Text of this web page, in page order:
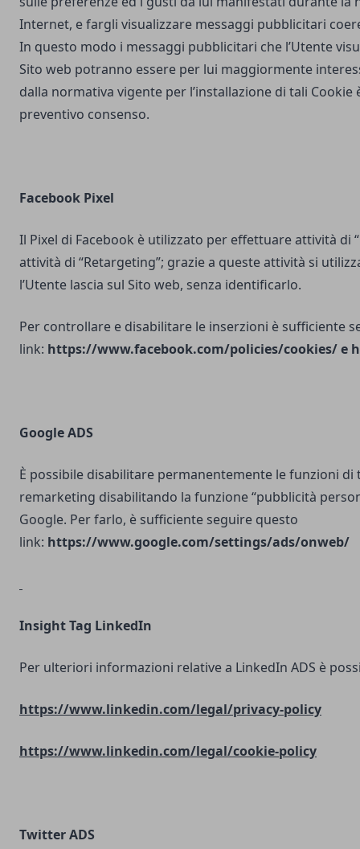
Internet, e fargli visualizzare messaggi pubblicitari
In questo modo i messaggi pubblicitari che l’Utente
Sito web potranno essere per lui maggiormente
dalla normativa vigente per l’installazione di tali Cookie
preventivo consenso.
Facebook Pixel
Il Pixel di Facebook è utilizzato per effettuare attività di
attività di “Retargeting”; grazie a queste attività si
l’Utente lascia sul Sito web, senza identificarlo.
Per controllare e disabilitare le inserzioni è sufficiente
link: https://www.facebook.com/policies/cookies/e
Google ADS
È possibile disabilitare permanentemente le funzioni di
remarketing disabilitando la funzione “pubblicità
Google. Per farlo, è sufficiente seguire questo
link: https://www.google.com/settings/ads/onweb/
Insight Tag LinkedIn
Per ulteriori informazioni relative a LinkedIn ADS è
https://www.linkedin.com/legal/privacy-policy
https://www.linkedin.com/legal/cookie-policy
Twitter ADS